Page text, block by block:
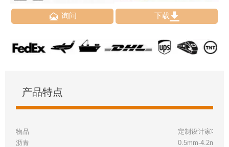
 询问 下载
产品特点
物品
定制设计家电电
沥青
0.5mm-4.2mm